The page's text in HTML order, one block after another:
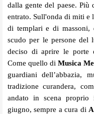
dalla gente del paese. Più
entrato. Sull'onda di miti e
di templari e di massoni,
scudo per le persone del
deciso di aprire le porte
Come quello diMusica
guardiani dell’abbazia,
tradizione curandera,
andato in scena
giugno, sempre a cura di